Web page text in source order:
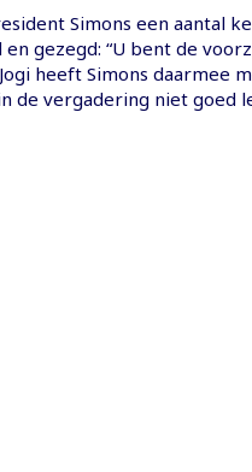
Simons een aantal
gezegd: “U bent de
heeft Simons daarmee
de vergadering niet goed